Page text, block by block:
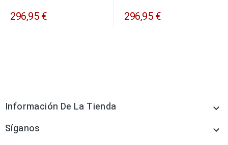
296,95 € 296,95 €
Información De La Tienda 
Síganos 